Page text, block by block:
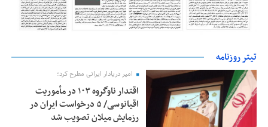
تیتر روزنامه
امیر دریادار ایرانی مطرح کرد؛
اقتدار ناوگروه ۱۰۳ در مأموریت‌
اقیانوسی/ ۵ درخواست ایران در
رزمایش میلان تصویب شد